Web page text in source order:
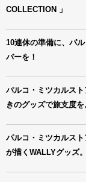
COLLECTION 」
10連休の準備に、パ
バーを！
パルコ・ミツカルス
きのグッズで旅支度を
パルコ・ミツカルス
が描くWALLYグッズ。